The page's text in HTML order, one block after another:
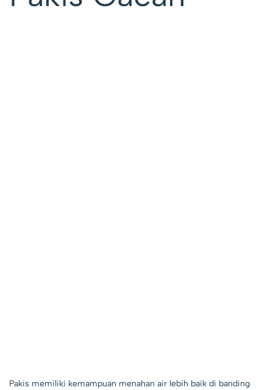
Pakis memiliki kemampuan menahan air lebih baik di banding